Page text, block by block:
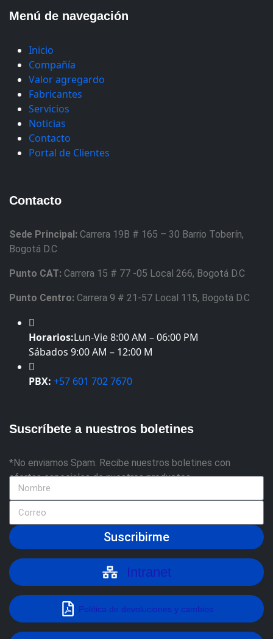
Menú de navegación
Inicio
Compañía
Valor agregardo
Fabricantes
Servicios
Noticias
Contacto
Portal de Clientes
Contacto
Sede Principal: Carrera 19B # 165 – 30 Barrio Toberín,
Bogotá D.C
Punto CAT: Carrera 15 # 77 -05 Local 266, Bogotá D.C
Punto Centro: Carrera 9 # 21-57 Local 115, Bogotá D.C
Horarios:Lun-Vie 8:00 AM – 06:00 PM
Sábados 9:00 AM – 12:00 M
PBX: +57 601 702 7670
Suscríbete a nuestros boletines
*No enviamos Spam. Recibe nuestros boletines con
ofertas especiales de nuestros productos
Suscribirme
Intranet
Política de devoluciones y cambios